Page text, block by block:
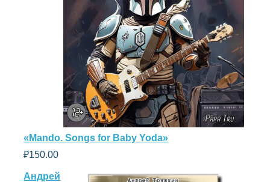
«Mando. Songs for Baby Yoda»
₽150.00
Андрей